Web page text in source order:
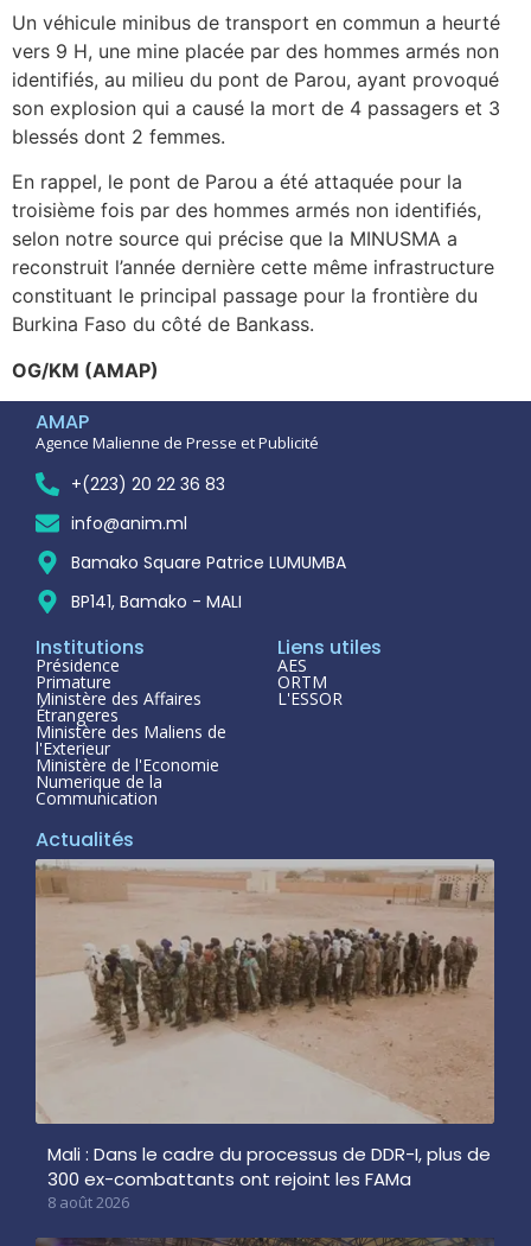
Un véhicule minibus de transport en commun a heurté
vers 9 H, une mine placée par des hommes armés non
identifiés, au milieu du pont de Parou, ayant provoqué
son explosion qui a causé la mort de 4 passagers et 3
blessés dont 2 femmes.
En rappel, le pont de Parou a été attaquée pour la
troisième fois par des hommes armés non identifiés,
selon notre source qui précise que la MINUSMA a
reconstruit l’année dernière cette même infrastructure
constituant le principal passage pour la frontière du
Burkina Faso du côté de Bankass.
OG/KM (AMAP)
AMAP
Agence Malienne de Presse et Publicité
+(223) 20 22 36 83
info@anim.ml
Bamako Square Patrice LUMUMBA
BP141, Bamako - MALI
Institutions
Présidence
Primature
Ministère des Affaires
Étrangeres
Ministère des Maliens de
l'Exterieur
Ministère de l'Economie
Numerique de la
Communication
Liens utiles
AES
ORTM
L'ESSOR
Actualités
Mali : Dans le cadre du processus de DDR-I, plus de
300 ex-combattants ont rejoint les FAMa
8 août 2026